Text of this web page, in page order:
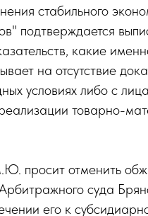
стабильного
какие
на отсутствие
условиях либо с
товарно-
отменить
суда
его к